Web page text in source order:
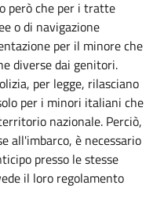
però che per i tratte
o di navigazione
per il minore che
diverse dai genitori.
per legge, rilasciano
per i minori italiani che
nazionale. Perciò,
all'imbarco, è necessario
presso le stesse
il loro regolamento